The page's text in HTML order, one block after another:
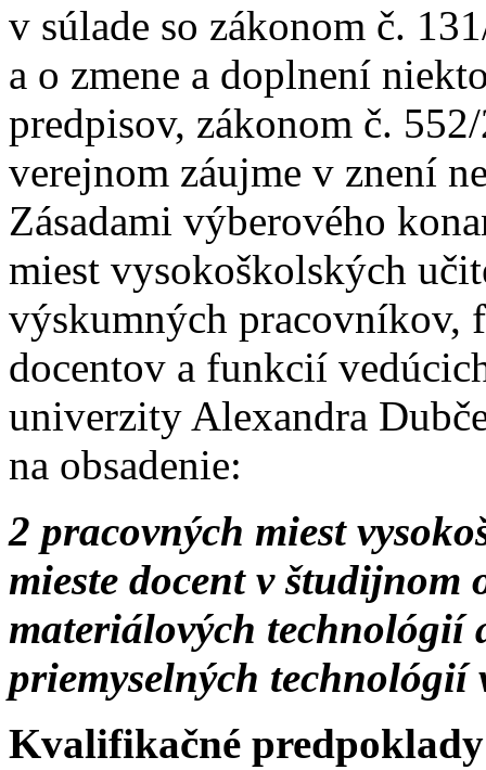
v súlade so zákonom č.
a o zmene a doplnení
predpisov, zákonom č.
verejnom záujme v znení
Zásadami výberového
miest vysokoškolských
výskumných pracovníkov,
docentov a funkcií
univerzity Alexandra
na obsadenie:
2 pracovných miest
mieste docent v študijnom
materiálových
priemyselných technológií
Kvalifikačné